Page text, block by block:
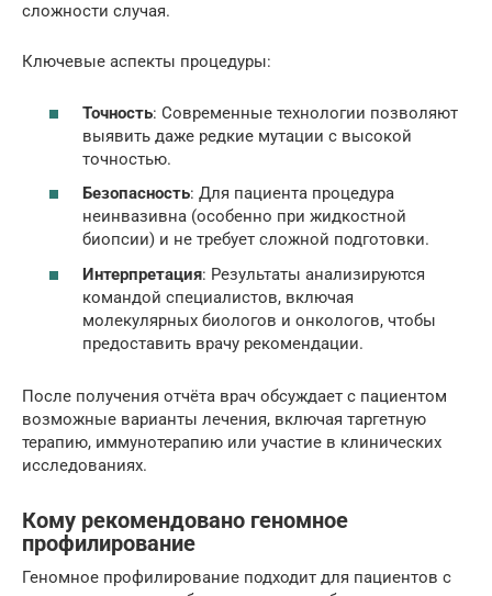
сложности случая.
Ключевые аспекты процедуры:
Точность: Современные технологии позволяют
выявить даже редкие мутации с высокой
точностью.
Безопасность: Для пациента процедура
неинвазивна (особенно при жидкостной
биопсии) и не требует сложной подготовки.
Интерпретация: Результаты анализируются
командой специалистов, включая
молекулярных биологов и онкологов, чтобы
предоставить врачу рекомендации.
После получения отчёта врач обсуждает с пациентом
возможные варианты лечения, включая таргетную
терапию, иммунотерапию или участие в клинических
исследованиях.
Кому рекомендовано геномное
профилирование
Геномное профилирование подходит для пациентов с